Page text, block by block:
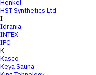
Henkel
HST Synthetics Ltd
I
Idrania
INTEX
IPC
K
Kasco
Keya Sauna